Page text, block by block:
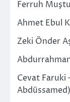
Ferruh
Ahmet Ebul
Zeki Önder
Cevat Faruki
Abdüssamed)